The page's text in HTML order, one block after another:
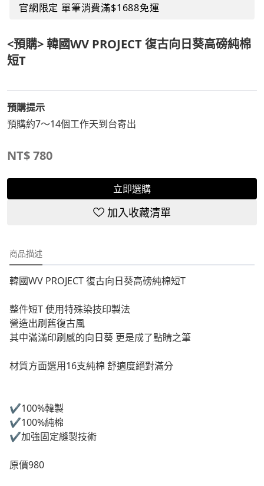
官網限定 單筆消費滿$1688免運
<預購> 韓國WV PROJECT 復古向日葵高磅純棉
短T
預購提示
預購約7～14個工作天到台寄出
NT$780
立即選購
加入收藏清單
商品描述
韓國WV PROJECT 復古向日葵高磅純棉短T
整件短T 使用特殊染技印製法
營造出刷舊復古風
其中滿滿印刷感的向日葵 更是成了點睛之筆
材質方面選用16支純棉 舒適度絕對滿分
✔️100%韓製
✔️100%純棉
✔️加強固定縫製技術
原價980